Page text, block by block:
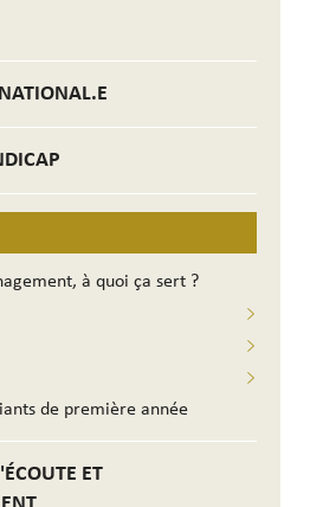
à quoi ça sert ?
de première année
ET